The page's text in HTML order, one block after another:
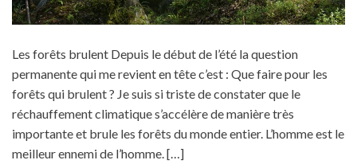
Les forêts brulent Depuis le début de l’été la question
permanente qui me revient en tête c’est : Que faire pour les
forêts qui brulent ? Je suis si triste de constater que le
réchauffement climatique s’accélère de manière très
importante et brule les forêts du monde entier. L’homme est le
meilleur ennemi de l’homme. […]